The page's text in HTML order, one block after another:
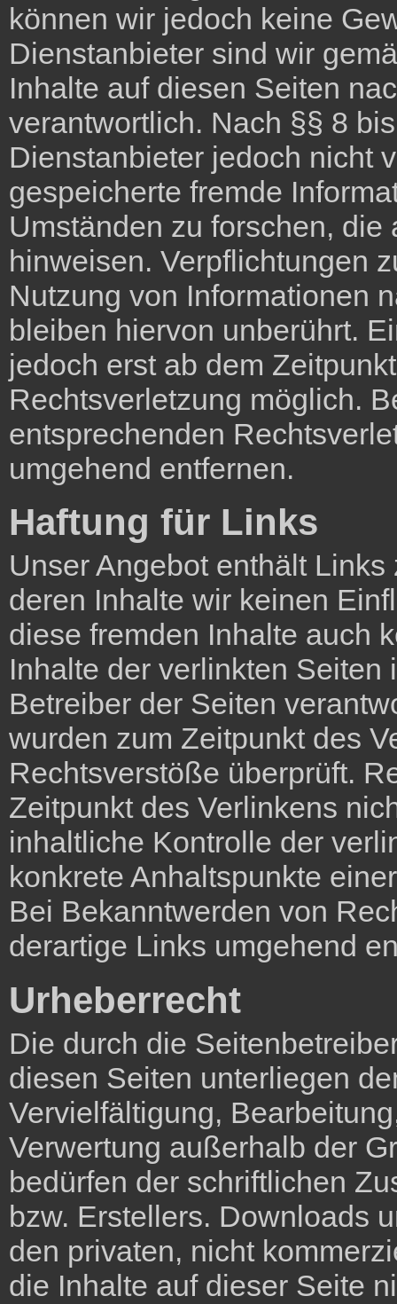
können wir jedoch keine
Dienstanbieter sind wir
Inhalte auf diesen Seiten
verantwortlich. Nach §§ 8
Dienstanbieter jedoch nicht
gespeicherte fremde
Umständen zu forschen,
hinweisen. Verpflichtungen
Nutzung von Informationen
bleiben hiervon unberührt.
jedoch erst ab dem
Rechtsverletzung möglich.
entsprechenden
umgehend entfernen.
Haftung für Links
Unser Angebot enthält
deren Inhalte wir keinen
diese fremden Inhalte auch
Inhalte der verlinkten
Betreiber der Seiten
wurden zum Zeitpunkt des
Rechtsverstöße überprüft.
Zeitpunkt des Verlinkens
inhaltliche Kontrolle der
konkrete Anhaltspunkte
Bei Bekanntwerden von
derartige Links umgehend
Urheberrecht
Die durch die
diesen Seiten unterliegen
Vervielfältigung,
Verwertung außerhalb der
bedürfen der schriftlichen
bzw. Erstellers. Downloads
den privaten, nicht
die Inhalte auf dieser Seite